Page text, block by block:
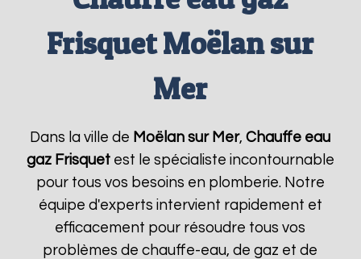
Frisquet Moëlan sur
Mer
Dans la ville de Moëlan sur Mer,Chauffe eau
gaz Frisquetest le spécialiste incontournable
pour tous vos besoins en plomberie. Notre
équipe d'experts intervient rapidement et
efficacement pour résoudre tous vos
problèmes de chauffe-eau, de gaz et de